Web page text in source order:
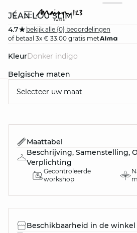
JEAN LOU SLIM
4.7
bekijk alle {0} beoordelingen
of betaal 3x € 33.00 gratis met
Kleur
donker indigo
Belgische maten
Selecteer uw maat
Maattabel
Beschrijving, Samenstelling,
Verplichting
Gecontroleerde
workshop
Beschikbaarheid in de winkel